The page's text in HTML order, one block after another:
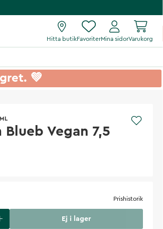
Hitta butikFavoriterMina sidorVarukorg
💚
Blueb Vegan 7,5
Prishistorik
Ej i lager